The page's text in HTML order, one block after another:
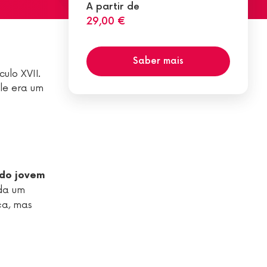
A partir de
29,00 €
Saber mais
XVII.
era um
jovem
um
mas